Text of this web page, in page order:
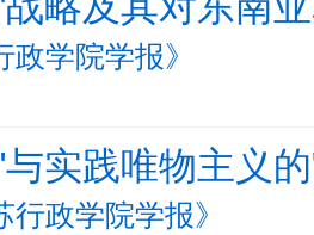
政学院学报》
与实践唯物主义
行政学院学报》